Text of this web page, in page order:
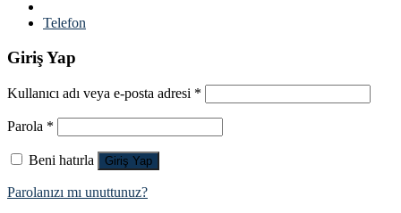
Telefon
Giriş Yap
Kullanıcı adı veya e-posta adresi *
Parola *
Beni hatırla Giriş Yap
Parolanızı mı unuttunuz?